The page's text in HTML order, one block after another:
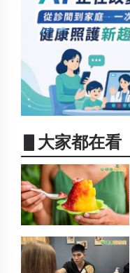
▋大家都在看